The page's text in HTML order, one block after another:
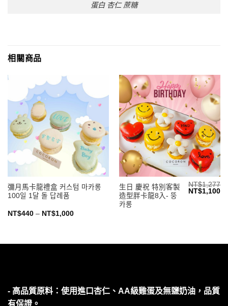
蛋白 杏仁 蔗糖
相關商品
彌月馬卡龍禮盒 커스텀 마카롱
100일 1달 돌 답례품
NT$440 – NT$1,000價
到
生日 慶祝 特別客製
造型胖卡龍8入- 뚱
카롱
NT$1,277
原
NT$1,100目
- 高品質原料：使用進口杏仁、AA級雞蛋及無鹽奶油，品質
有保證。